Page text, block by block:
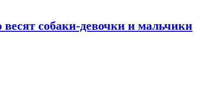
собаки-девочки и мальчики